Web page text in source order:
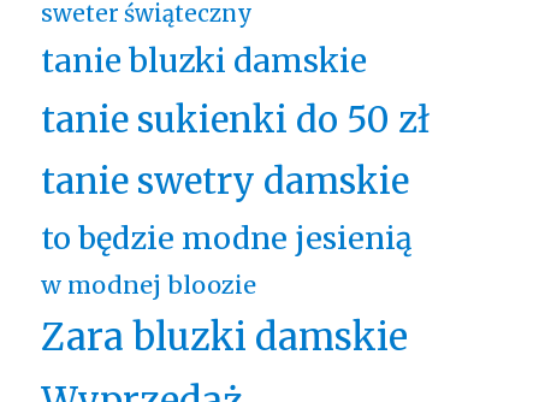
sweter świąteczny
tanie bluzki damskie
tanie sukienki do 50 zł
tanie swetry damskie
to będzie modne jesienią
w modnej bloozie
Zara bluzki damskie